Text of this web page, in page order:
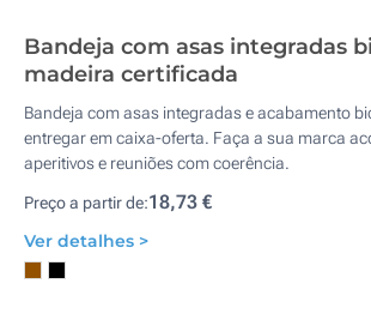
Bandeja com asas integradas
madeira certificada
Bandeja com asas integradas e acabamento
entregar em caixa-oferta. Faça a sua marca
aperitivos e reuniões com coerência.
Preço a partir de:18,73 €
Ver detalhes >